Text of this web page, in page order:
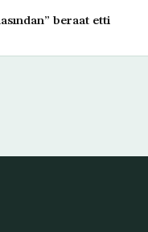
beraat etti